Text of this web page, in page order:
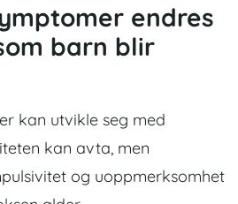
endres
barn blir
kan utvikle seg med
kan avta, men
og uoppmerksomhet